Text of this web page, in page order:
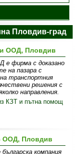
Пловдив-град
ООД, Пловдив
е фирма с доказано
на пазара с
транспортния
решения с
направления.
КЗТ и пътна помощ
ООД, Пловдив
компания